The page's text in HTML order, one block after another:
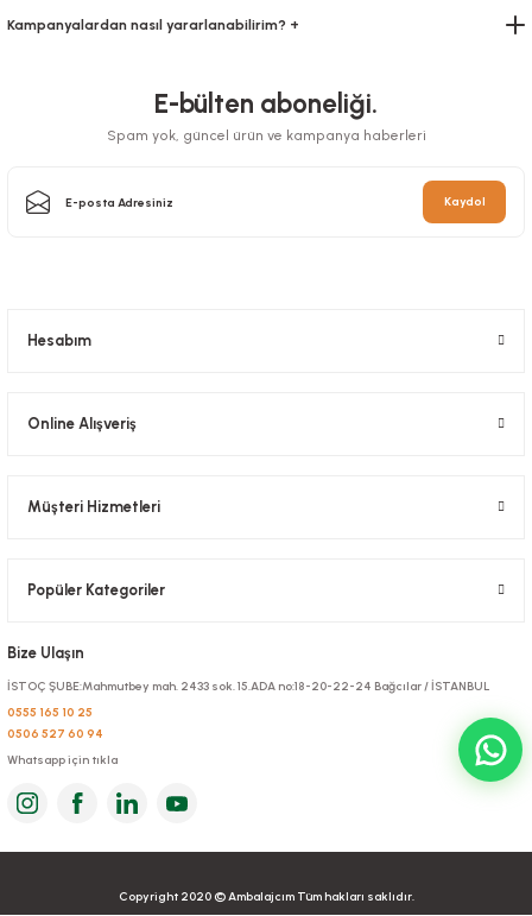
Vakum Poşeti Tırtıklı 30 cm x 5 metre
Stok Kodu
319,20 TL
Kampanyalardan nasıl yararlanabilirim? +
E-bülten aboneliği.
Spam yok, güncel ürün ve kampanya haberleri
Kaydol
Hesabım
Online Alışveriş
Müşteri Hizmetleri
Popüler Kategoriler
Bize Ulaşın
İSTOÇ ŞUBE:Mahmutbey mah. 2433 sok. 15.ADA no:18-20-22-24 Bağcılar / İSTANBUL
0555 165 10 25
0506 527 60 94
Whatsapp için tıkla
Copyright 2020 © Ambalajcım Tüm hakları saklıdır.